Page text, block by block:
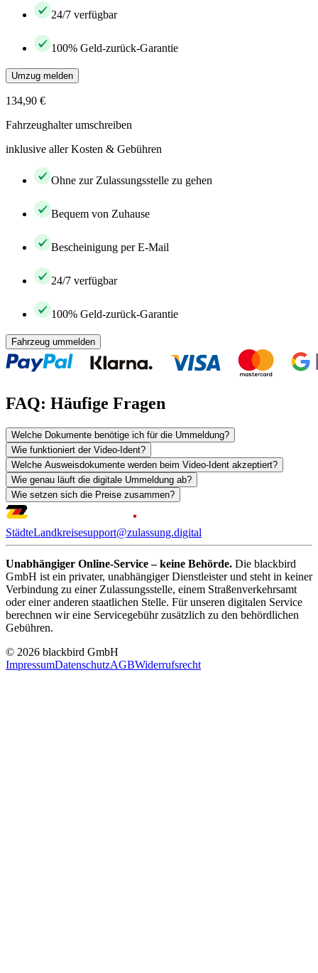
24/7 verfügbar
100% Geld-zurück-Garantie
Umzug melden
134,90 €
Fahrzeughalter umschreiben
inklusive aller Kosten & Gebühren
Ohne zur Zulassungsstelle zu gehen
Bequem von Zuhause
Bescheinigung per E-Mail
24/7 verfügbar
100% Geld-zurück-Garantie
Fahrzeug ummelden
FAQ: Häufige Fragen
Welche Dokumente benötige ich für die Ummeldung?
Wie funktioniert der Video-Ident?
Welche Ausweisdokumente werden beim Video-Ident akzeptiert?
Wie genau läuft die digitale Ummeldung ab?
Wie setzen sich die Preise zusammen?
StädteLandkreisesupport@zulassung.digital
Unabhängiger Online-Service – keine Behörde. Die blackbird
GmbH ist ein privater, unabhängiger Dienstleister und steht in keiner
Verbindung zu einer Zulassungsstelle, einem Straßenverkehrsamt
oder einer anderen staatlichen Stelle. Für unseren digitalen Service
berechnen wir eine Servicegebühr zusätzlich zu den behördlichen
Gebühren.
© 2026 blackbird GmbH
ImpressumDatenschutzAGBWiderrufsrecht